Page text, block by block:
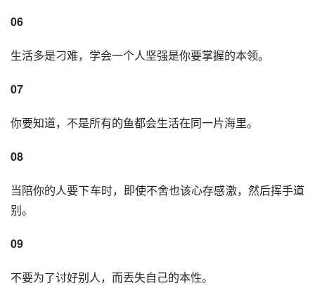
06
生活多是刁难，学会一个人坚强是你要掌握的本领。
07
你要知道，不是所有的鱼都会生活在同一片海里。
08
当陪你的人要下车时，即使不舍也该心存感激，然后挥手道
别。
09
不要为了讨好别人，而丟失自己的本性。